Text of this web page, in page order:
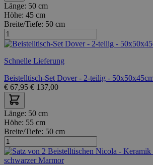
Länge: 50 cm
Höhe: 45 cm
Breite/Tiefe: 50 cm
Schnelle Lieferung
Beistelltisch-Set Dover - 2-teilig -
€ 67,95 € 137,00
Länge: 50 cm
Höhe: 55 cm
Breite/Tiefe: 50 cm